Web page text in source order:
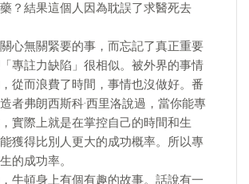
？結果這個人因為耽誤了求醫死去
心無關緊要的事，而忘記了真正重要
專註力缺陷」很相似。被外界的事情
從而浪費了時間，事情也沒做好。番
者弗朗西斯科·西里洛說過，當你能專
實際上就是在掌控自己的時間和生
獲得比別人更大的成功概率。所以專
的成功率。
牛頓身上有個有趣的故事。話說有一